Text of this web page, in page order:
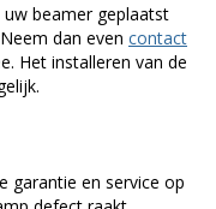
beamer geplaatst
dan even contact
Het installeren van de
garantie en service op